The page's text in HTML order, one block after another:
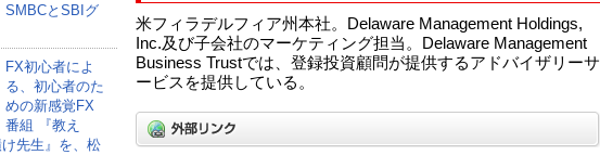
SMBCとSBIグ
FX初心者によ
る、初心者のた
めの新感覚FX
番組 『教え
先生』を、松
米フィラデルフィア州本社。Delaware Management Holdings,
Inc.及び子会社のマーケティング担当。Delaware Management
Business Trustでは、登録投資顧問が提供するアドバイザリーサ
ービスを提供している。